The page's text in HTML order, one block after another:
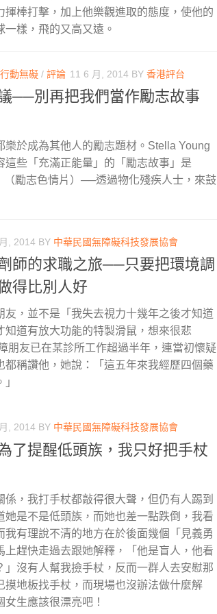
揮棒打擊，加上他樂觀進取的態度，使他的
一樣，飛的又高又遠。
行動無礙 / 評論 11 6 月, 2014 BY 香港評台
──別再把我們當作勵志故事
樂於成為其他人的勵志題材。Stella Young
這些「充滿正能量」的「勵志故事」是
（勵志色情片）──透過物化殘疾人士，來鼓
, 2014 BY 中華民國無障礙科技發展協會
師的求職之旅──只要把環境調
得比別人好
友，並不是「我失去視力十幾年之後才知道
知道有放大功能的特製滑鼠，想來很悲
朋友已在某診所工作超過半年，連當初懷疑
都稱讚他，她說：「這五年來我經歷四個藥
, 2014 BY 中華民國無障礙科技發展協會
了提醒低頭族，我只好把手杖
係，我打手杖都敲得很大聲，但仍有人踢到
她是不是低頭族，而她也差一點跌倒，我看
我有理說不清的地方在於後面幾個「見義勇
上趕快走過去跟她解釋，「他是盲人，他看
」沒有人幫我撿手杖，反而一群人去安慰那
摸地板找手杖，而現場也沒辦法做什麼解
生應該很漂亮吧！